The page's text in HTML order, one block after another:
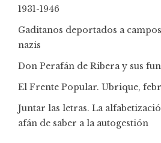
1931-1946
Gaditanos deportados a
nazis
Don Perafán de Ribera y sus
El Frente Popular. Ubrique,
Juntar las letras. La
afán de saber a la autogestión